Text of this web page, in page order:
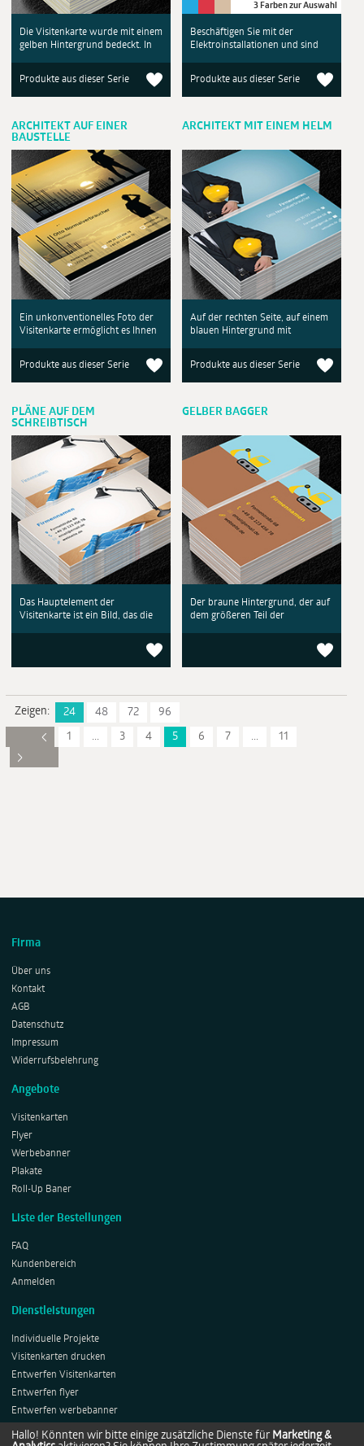
Die Visitenkarte wurde mit einem
gelben Hintergrund bedeckt. In
Produkte aus dieser Serie
3 Farben zur Auswahl
Beschäftigen Sie mit der
Elektroinstallationen und sind
Produkte aus dieser Serie
ARCHITEKT AUF EINER
BAUSTELLE
Ein unkonventionelles Foto der
Visitenkarte ermöglicht es Ihnen
Produkte aus dieser Serie
ARCHITEKT MIT EINEM HELM
Auf der rechten Seite, auf einem
blauen Hintergrund mit
Produkte aus dieser Serie
PLÄNE AUF DEM
SCHREIBTISCH
Das Hauptelement der
Visitenkarte ist ein Bild, das die
GELBER BAGGER
Der braune Hintergrund, der auf
dem größeren Teil der
Zeigen: 24 48 72
96
1
... 3 4 5 6 7 ... 11
Firma
Über uns
Kontakt
AGB
Datenschutz
Impressum
Widerrufsbelehrung
Angebote
Visitenkarten
Flyer
Werbebanner
Plakate
Roll-Up Baner
Liste der Bestellungen
FAQ
Kundenbereich
Anmelden
Dienstleistungen
Individuelle Projekte
Visitenkarten drucken
Entwerfen Visitenkarten
Entwerfen flyer
Entwerfen werbebanner
Entwerfen Plakates
Hallo! Könnten wir bitte einige zusätzliche Dienste für Marketing &